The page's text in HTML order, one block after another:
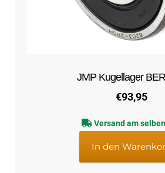
JMP Kugellager
€93,95
Versand am
In den